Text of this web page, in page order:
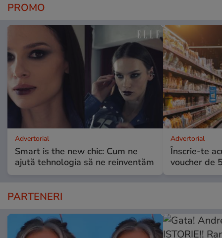
PROMO
Advertorial
Smart is the new chic: Cum ne
ajută tehnologia să ne reinventăm
Advertorial
Înscrie-te
voucher de
PARTENERI